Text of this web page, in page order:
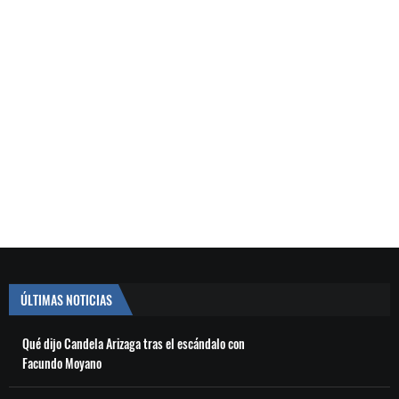
ÚLTIMAS NOTICIAS
Qué dijo Candela Arizaga tras el escándalo con
Facundo Moyano